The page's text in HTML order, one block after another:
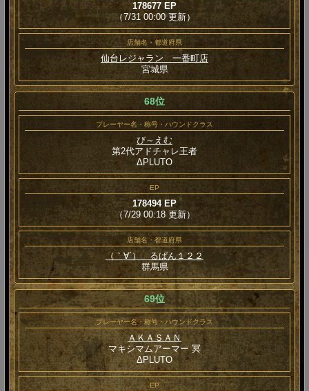
178677 EP
（7/31 00:00 更新）
店舗名・都道府県
仙台レジャラン 一番町店
宮城県
68位
プレーヤー名・称号・ハウンドクラス
び～えむ
第2代アドチャレ王者
ΔPLUTO
EP
178494 EP
（7/29 00:18 更新）
店舗名・都道府県
（｀∀´） るぱん１２２
群馬県
69位
プレーヤー名・称号・ハウンドクラス
ＡＫＡＳＡＮ
マキシマムアーマー 冥
ΔPLUTO
EP